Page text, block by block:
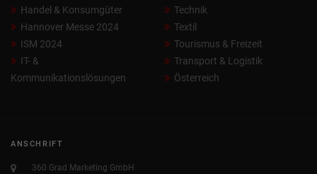
Handel & Konsumgüter
Hannover Messe 2024
ISM 2024
IT- &
Kommunikationslösungen
Technik
Textil
Tourismus & Freizeit
Transport & Logistik
Österreich
ANSCHRIFT
360 Grad Marketing GmbH